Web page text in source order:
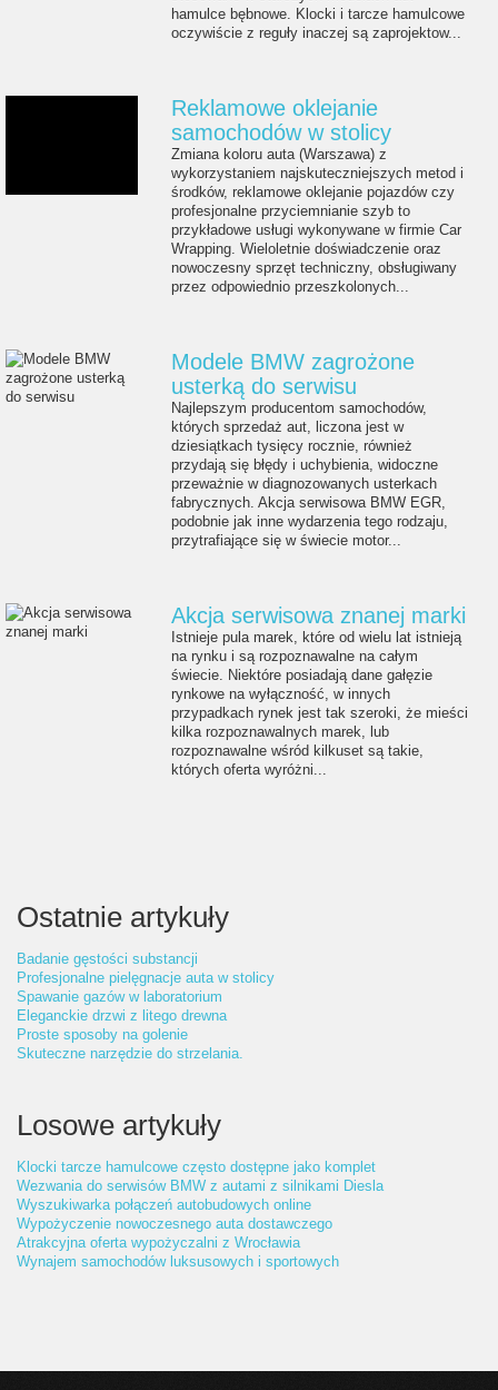
hamulce bębnowe. Klocki i tarcze hamulcowe
oczywiście z reguły inaczej są zaprojektow...
Reklamowe oklejanie
samochodów w stolicy
Zmiana koloru auta (Warszawa) z
wykorzystaniem najskuteczniejszych metod i
środków, reklamowe oklejanie pojazdów czy
profesjonalne przyciemnianie szyb to
przykładowe usługi wykonywane w firmie Car
Wrapping. Wieloletnie doświadczenie oraz
nowoczesny sprzęt techniczny, obsługiwany
przez odpowiednio przeszkolonych...
Modele BMW zagrożone
usterką do serwisu
Najlepszym producentom samochodów,
których sprzedaż aut, liczona jest w
dziesiątkach tysięcy rocznie, również
przydają się błędy i uchybienia, widoczne
przeważnie w diagnozowanych usterkach
fabrycznych. Akcja serwisowa BMW EGR,
podobnie jak inne wydarzenia tego rodzaju,
przytrafiające się w świecie motor...
Akcja serwisowa znanej marki
Istnieje pula marek, które od wielu lat istnieją
na rynku i są rozpoznawalne na całym
świecie. Niektóre posiadają dane gałęzie
rynkowe na wyłączność, w innych
przypadkach rynek jest tak szeroki, że mieści
kilka rozpoznawalnych marek, lub
rozpoznawalne wśród kilkuset są takie,
których oferta wyróżni...
Ostatnie artykuły
Badanie gęstości substancji
Profesjonalne pielęgnacje auta w stolicy
Spawanie gazów w laboratorium
Eleganckie drzwi z litego drewna
Proste sposoby na golenie
Skuteczne narzędzie do strzelania.
Losowe artykuły
Klocki tarcze hamulcowe często dostępne jako komplet
Wezwania do serwisów BMW z autami z silnikami Diesla
Wyszukiwarka połączeń autobudowych online
Wypożyczenie nowoczesnego auta dostawczego
Atrakcyjna oferta wypożyczalni z Wrocławia
Wynajem samochodów luksusowych i sportowych